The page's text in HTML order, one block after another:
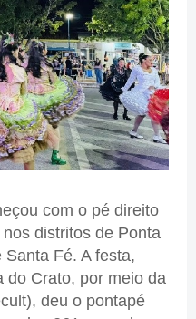
com o pé direito
distritos de Ponta
Fé. A festa,
do Crato, por meio da
deu o pontapé